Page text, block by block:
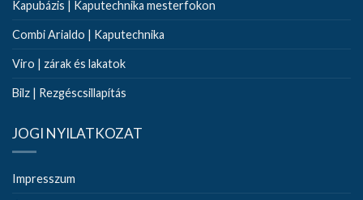
Kapubázis | Kaputechnika mesterfokon
Combi Arialdo | Kaputechnika
Viro | zárak és lakatok
Bilz | Rezgéscsillapítás
JOGI NYILATKOZAT
Impresszum